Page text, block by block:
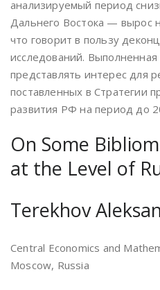
анализируемый период
Дальнего Востока — вырос
что говорит в пользу
исследований.
представлять интерес для
поставленных в Стратегии
развития РФ на период до
On Some
at the Level of
Terekhov
Central Economics and
Moscow, Russia